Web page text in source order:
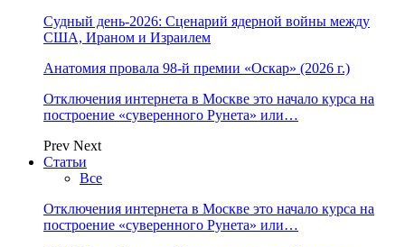
Судный день-2026: Сценарий ядерной войны между
США, Ираном и Израилем
Анатомия провала 98-й премии «Оскар» (2026 г.)
Отключения интернета в Москве это начало курса на
построение «суверенного Рунета» или…
Prev Next
Статьи
Все
Отключения интернета в Москве это начало курса на
построение «суверенного Рунета» или…